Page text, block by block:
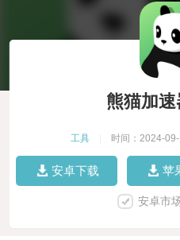
熊猫加
工具 时间：2024-
安卓下载 苹
安卓市